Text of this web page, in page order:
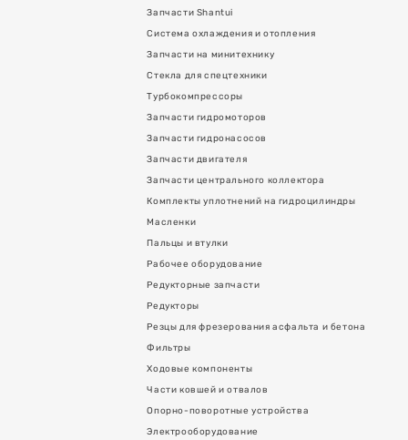
Запчасти Shantui
Система охлаждения и отопления
Запчасти на минитехнику
Стекла для спецтехники
Турбокомпрессоры
Запчасти гидромоторов
Запчасти гидронасосов
Запчасти двигателя
Запчасти центрального коллектора
Комплекты уплотнений на гидроцилиндры
Масленки
Пальцы и втулки
Рабочее оборудование
Редукторные запчасти
Редукторы
Резцы для фрезерования асфальта и бетона
Фильтры
Ходовые компоненты
Части ковшей и отвалов
Опорно-поворотные устройства
Электрооборудование